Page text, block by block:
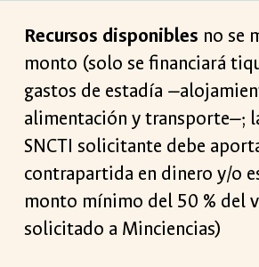
Recursos disponibles no se
monto (solo se financiará
gastos de estadía
alimentación y transporte—;
SNCTI solicitante debe
contrapartida en dinero y/o
monto mínimo del 50 % del
solicitado a Minciencias)